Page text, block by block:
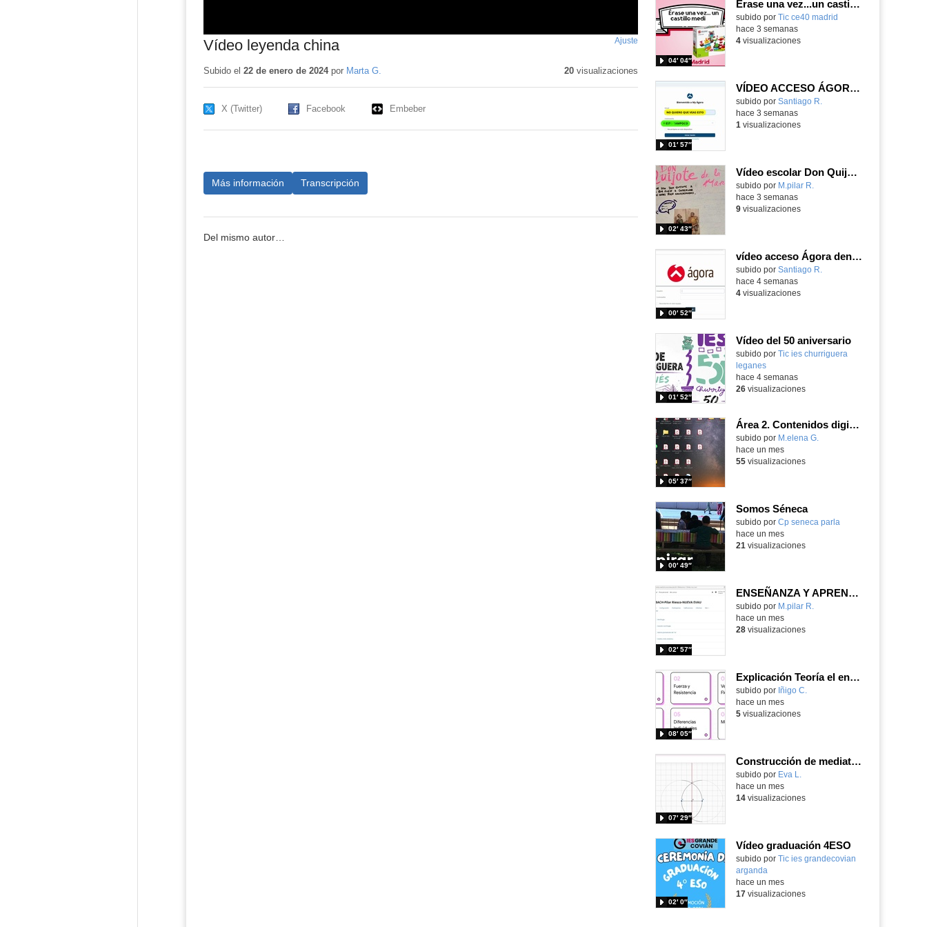
Vídeo leyenda china Ajuste
pantalla
Subido el 22 de enero de 2024por Marta G. 20visualizaciones
X (Twitter) Facebook Embeber
Más información Transcripción
Del mismo autor…
Érase una vez...un castillo medieval
subido por Tic ce40 madrid
04′ 04″
hace 3 semanas
4visualizaciones
VÍDEO ACCESO ÁGORA FUERA ENTORNO ESCUELA
Contenido educativo.
subido por Santiago R.
01′ 57″
hace 3 semanas
1 visualizaciones
Vídeo escolar Don Quijote de la mancha
Contenido educativo.
subido por M.pilar R.
02′ 43″
hace 3 semanas
9visualizaciones
vídeo acceso Ágora dentro entorno escuela
Contenido educativo.
subido por Santiago R.
00′ 52″
hace 4 semanas
4visualizaciones
Vídeo del 50 aniversario
subido por Tic ies churriguera
leganes
01′ 52″
-
hace 4 semanas
26visualizaciones
Área 2. Contenidos digitales
Contenido educativo.
subido por M.elena G.
05′ 37″
hace un mes
55visualizaciones
Somos Séneca
subido por Cp seneca parla
00′ 49″
hace un mes
21 visualizaciones
ENSEÑANZA Y APRENDIZAJE
Contenido educativo.
subido por M.pilar R.
02′ 57″
hace un mes
28visualizaciones
Explicación Teoría el entrenamiento 1º Bachillerato (IA)
Contenido educativo.
subido por Iñigo C.
08′ 05″
hace un mes
5visualizaciones
Construcción de mediatriz en GeoGebra
Contenido educativo.
subido por Eva L.
07′ 29″
hace un mes
14visualizaciones
Vídeo graduación 4ESO
subido por Tic ies grandecovian
arganda
02′ 0″
hace un mes
17visualizaciones